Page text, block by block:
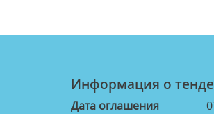
Информация о
Дата оглашения